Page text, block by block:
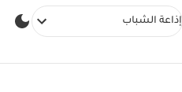
إذاعة الشباب